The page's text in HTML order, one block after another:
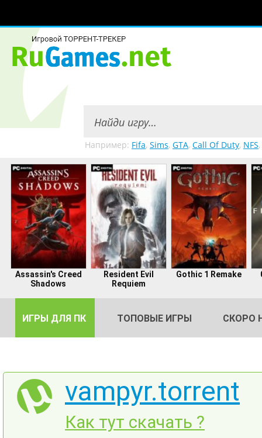
Например: Fifa, Sims, GTA, Call Of Duty, NFS,
Assassin's Creed
Shadows
Resident Evil
Requiem
Gothic 1 Remake
ИГРЫ ДЛЯ ПК ТОПОВЫЕ ИГРЫ СКОРО
vampyr.torrent
Как тут скачать ?